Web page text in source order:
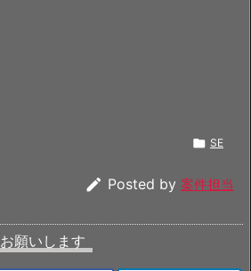
 SE
 Posted by 案件担当
願いします